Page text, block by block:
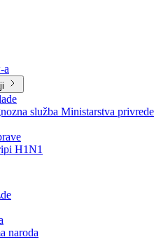
a
služba Ministarstva privrede
H1N1